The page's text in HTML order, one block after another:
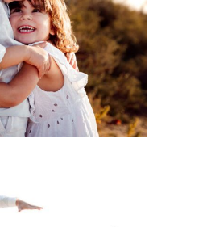
LA SUITE